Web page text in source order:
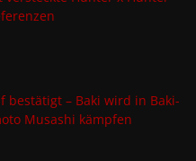
bestätigt – Baki wird in Baki-
Musashi kämpfen